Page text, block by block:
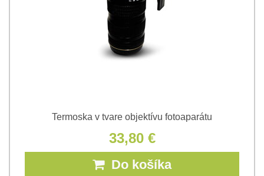
Termoska v tvare objektívu fotoaparátu
33,80 €
Do košíka